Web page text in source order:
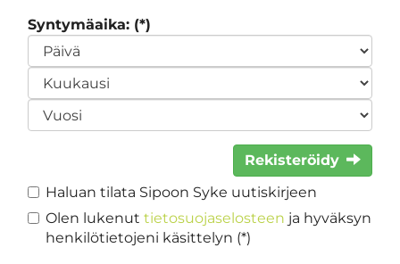
Syntymäaika: (*)
Rekisteröidy
Haluan tilata Sipoon Syke uutiskirjeen
Olen lukenut tietosuojaselosteen ja hyväksyn
henkilötietojeni käsittelyn (*)